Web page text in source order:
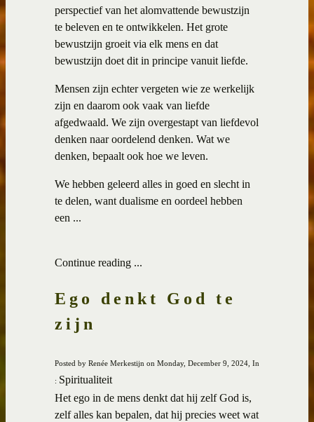
perspectief van het alomvattende bewustzijn
te beleven en te ontwikkelen. Het grote
bewustzijn groeit via elk mens en dat
bewustzijn doet dit in principe vanuit liefde.
Mensen zijn echter vergeten wie ze werkelijk
zijn en daarom ook vaak van liefde
afgedwaald. We zijn overgestapt van liefdevol
denken naar oordelend denken. Wat we
denken, bepaalt ook hoe we leven.
We hebben geleerd alles in goed en slecht in
te delen, want dualisme en oordeel hebben
een ...
Continue reading ...
Ego denkt God te
zijn
Posted by Renée Merkestijn on Monday, December 9, 2024, In
: Spiritualiteit
Het ego in de mens denkt dat hij zelf God is,
zelf alles kan bepalen, dat hij precies weet wat